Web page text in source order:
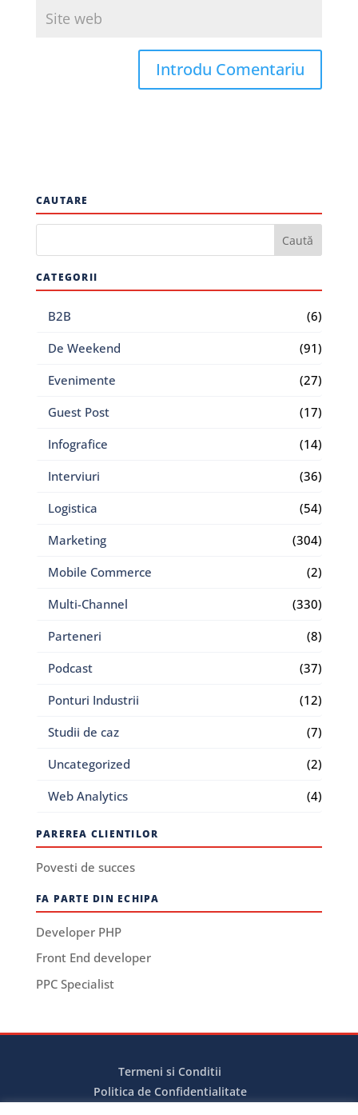
CAUTARE
CATEGORII
B2B
(6)
De Weekend
(91)
Evenimente
(27)
Guest Post
(17)
Infografice
(14)
Interviuri
(36)
Logistica
(54)
Marketing
(304)
Mobile Commerce
(2)
Multi-Channel
(330)
Parteneri
(8)
Podcast
(37)
Ponturi Industrii
(12)
Studii de caz
(7)
Uncategorized
(2)
Web Analytics
(4)
PAREREA CLIENTILOR
Povesti de succes
FA PARTE DIN ECHIPA
Developer PHP
Front End developer
PPC Specialist
Termeni si Conditii
Politica de Confidentialitate